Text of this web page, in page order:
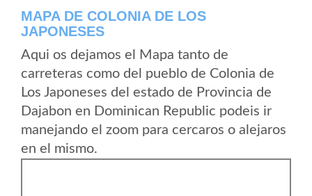
MAPA DE COLONIA DE LOS
JAPONESES
Aqui os dejamos el Mapa tanto de
carreteras como del pueblo de Colonia de
Los Japoneses del estado de Provincia de
Dajabon en Dominican Republic podeis ir
manejando el zoom para cercaros o alejaros
en el mismo.